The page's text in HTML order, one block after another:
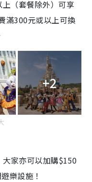
（套餐除外）可享
滿300元或以上可換
+2
家亦可以加購$150
樂設施！